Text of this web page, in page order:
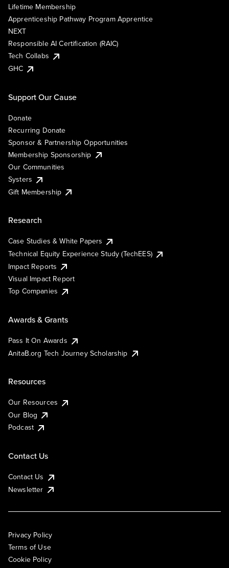
Lifetime Membership
Apprenticeship Pathway Program Apprentice
NEXT
Responsible AI Certification (RAIC)
Tech Collabs
GHC
Support Our Cause
Donate
Recurring Donate
Sponsor & Partnership Opportunities
Membership Sponsorship
Our Communities
Systers
Gift Membership
Research
Case Studies & White Papers
Technical Equity Experience Study (TechEES)
Impact Reports
Visual Impact Report
Top Companies
Awards & Grants
Pass It On Awards
AnitaB.org Tech Journey Scholarship
Resources
Our Resources
Our Blog
Podcast
Contact Us
Contact Us
Newsletter
Privacy Policy
Terms of Use
Cookie Policy